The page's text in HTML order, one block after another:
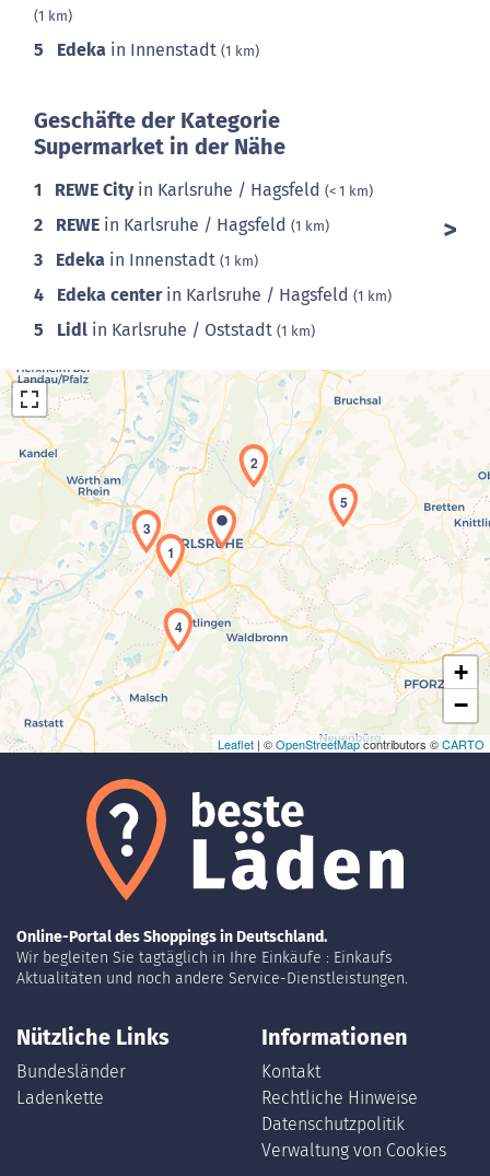
(1 km)
5 Edeka in Innenstadt (1 km)
Geschäfte der Kategorie
Supermarket in der Nähe
1 REWE Cityin Karlsruhe / Hagsfeld (< 1 km)
2 REWE in Karlsruhe / Hagsfeld (1 km)
3 Edeka in Innenstadt (1 km)
4 Edeka centerin Karlsruhe / Hagsfeld (1 km)
5 Lidl in Karlsruhe / Oststadt (1 km)
Laden der Karte...
1
2
3
4
5
+
−
Leaflet | ©OpenStreetMapcontributors ©CARTO
Online-Portal des Shoppings in Deutschland.
Wir begleiten Sie tagtäglich in Ihre Einkäufe : Einkaufs
Aktualitäten und noch andere Service-Dienstleistungen.
Nützliche Links
Bundesländer
Ladenkette
Informationen
Kontakt
Rechtliche Hinweise
Datenschutzpolitik
Verwaltung von Cookies